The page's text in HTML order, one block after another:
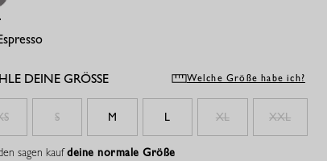
DEINE GRÖSSE Welche Größe habe ich?
S M L XL XXL
sagen kaufdeine normale Größe